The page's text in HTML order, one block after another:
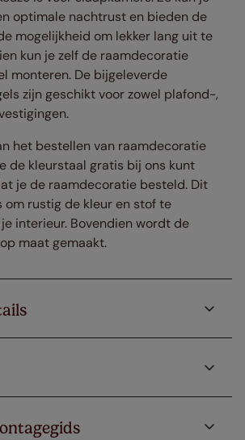
optimale nachtrust en bieden de
mogelijkheid om lekker lang uit te
kun je zelf de raamdecoratie
monteren. De bijgeleverde
zijn geschikt voor zowel plafond-,
het bestellen van raamdecoratie
de kleurstaal gratis bij ons kunt
je de raamdecoratie besteld. Dit
om rustig de kleur en stof te
interieur. Bovendien wordt de
maat gemaakt.